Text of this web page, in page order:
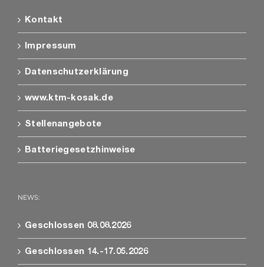
Kontakt
Impressum
Datenschutzerklärung
www.ktm-kosak.de
Stellenangebote
Batteriegesetzhinweise
NEWS:
Geschlossen 08.08.2026
Geschlossen 14.-17.05.2026